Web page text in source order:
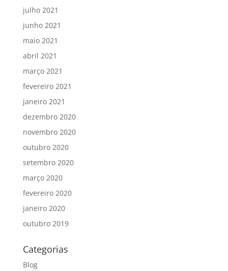
julho 2021
junho 2021
maio 2021
abril 2021
março 2021
fevereiro 2021
janeiro 2021
dezembro 2020
novembro 2020
outubro 2020
setembro 2020
março 2020
fevereiro 2020
janeiro 2020
outubro 2019
Categorias
Blog